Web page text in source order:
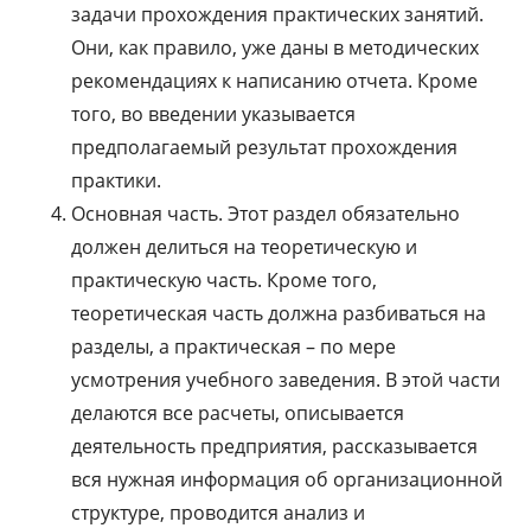
задачи прохождения практических занятий.
Они, как правило, уже даны в методических
рекомендациях к написанию отчета. Кроме
того, во введении указывается
предполагаемый результат прохождения
практики.
Основная часть. Этот раздел обязательно
должен делиться на теоретическую и
практическую часть. Кроме того,
теоретическая часть должна разбиваться на
разделы, а практическая – по мере
усмотрения учебного заведения. В этой части
делаются все расчеты, описывается
деятельность предприятия, рассказывается
вся нужная информация об организационной
структуре, проводится анализ и